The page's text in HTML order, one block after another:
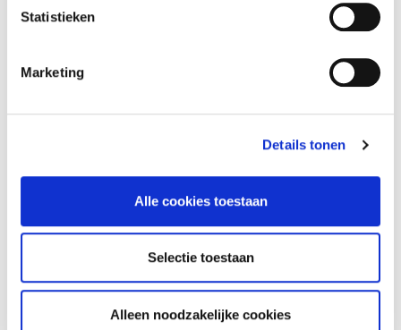
Statistieken
Marketing
Details tonen
Alle cookies toestaan
Selectie toestaan
Alleen noodzakelijke cookies
Doe de Quick Scan en kijk of jouw
een serverloze werkplek bij Asista
Vraag de Quick Scan aan